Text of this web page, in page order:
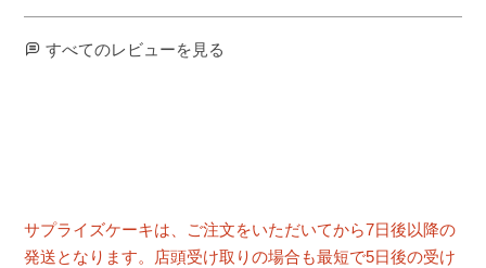
すべてのレビューを見る
サプライズケーキは、ご注文をいただいてから7日後以降の
発送となります。店頭受け取りの場合も最短で5日後の受け